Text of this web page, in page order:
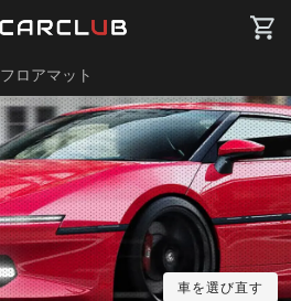
フロアマット
車を選び直す